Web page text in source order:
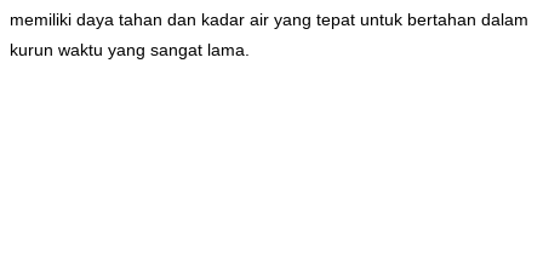
memiliki daya tahan dan kadar air yang tepat untuk bertahan dalam
kurun waktu yang sangat lama.